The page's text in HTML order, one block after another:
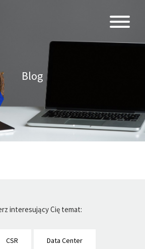
Blog
interesujący Cię temat:
CSR Data Center